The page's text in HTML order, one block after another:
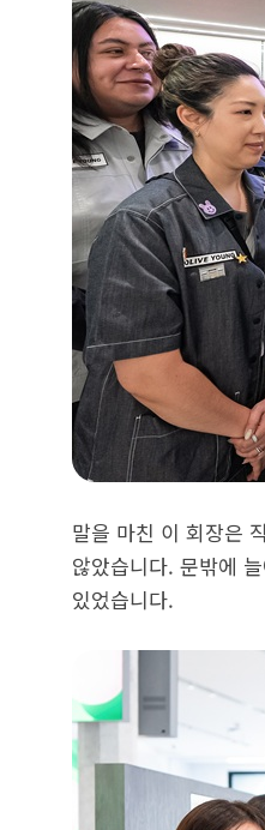
말을 마친 이 회장은
않았습니다. 문밖에
있었습니다.